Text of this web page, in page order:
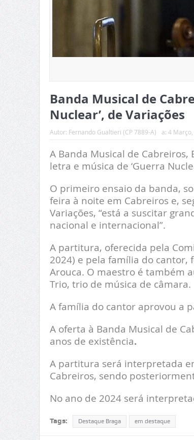
Banda Musical de
Nuclear’, de Variações
Autor: Fernando Gualtieri (CP 7889-A) a: 4
A Banda Musical de
letra e música de ‘Guerra
O primeiro ensaio da banda,
feira à noite em Cabreiros e,
Variações, “está a suscitar
nacional e internacional”.
A partitura, oferecida pela
2024) e pela família do cantor,
Arouca. O maestro é também
Trio, trio de música de câmara.
A família do cantor aprovou a
A oferta à Banda Musical de
anos de existência.
A partitura será interpretada
Cabreiros, sendo
No ano de 2024 será
Tags: Destaque Braga em destaque